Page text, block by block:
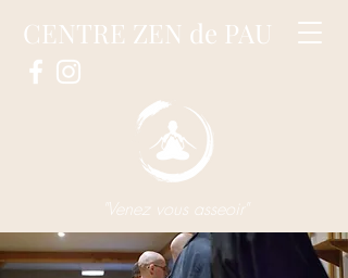
CENTRE ZEN de PAU
"Venez vous asseoir"